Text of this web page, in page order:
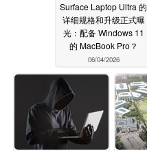
Surface Laptop Ultra 的
详细规格和升级正式曝
光：配备 Windows 11
的 MacBook Pro？
06/04/2026